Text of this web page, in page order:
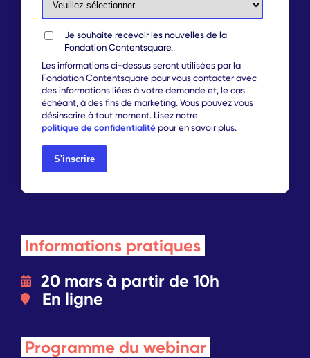
Je souhaite recevoir les nouvelles de la
Fondation Contentsquare.
Les informations ci-dessus seront utilisées par la
Fondation Contentsquare pour vous contacter avec
des informations liées à votre demande et, le cas
échéant, à des fins de marketing. Vous pouvez vous
désinscrire à tout moment. Lisez notre
politique de confidentialité pour en savoir plus.
Informations pratiques
20 mars à partir de 10h
En ligne
Programme du webinar